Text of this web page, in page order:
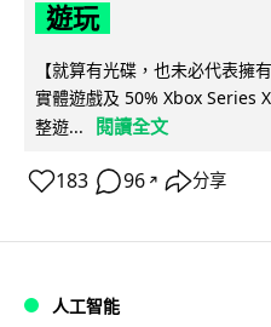
遊玩
【就算有光碟，也未必代表擁
實體遊戲及 50% Xbox Series
整遊...
閱讀全文
183 96 ↗ 分享
人工智能